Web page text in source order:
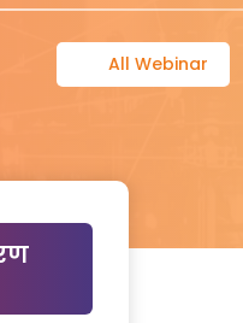
All Webinar